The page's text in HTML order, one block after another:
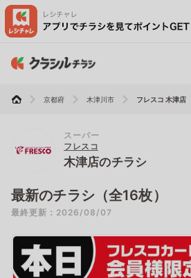
京都府 木津川市 フレスコ 木津店
スーパー
フレスコ
木津店のチラシ
最新のチラシ（全16枚）
最終更新：2026/08/07